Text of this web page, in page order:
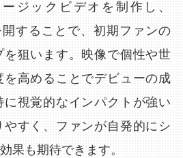
ジックビデオを制作し、
開することで、初期ファンの
狙います。映像で個性や世
高めることでデビューの成
視覚的なインパクトが強い
すく、ファンが自発的にシ
果も期待できます。